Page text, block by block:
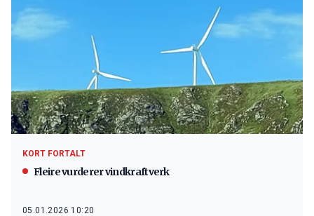
KORT FORTALT
Fleire vurderer vindkraftverk
05.01.2026 10:20